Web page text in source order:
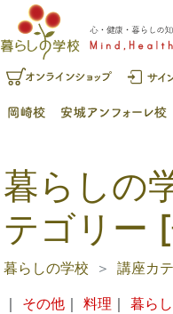
暮らしの
テゴリー
暮らしの学校 講座カ
｜ その他 ｜ 料理 ｜ 暮ら